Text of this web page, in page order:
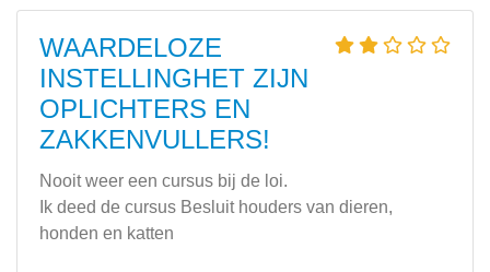
WAARDELOZE
INSTELLINGHET ZIJN
OPLICHTERS EN
ZAKKENVULLERS!
Nooit weer een cursus bij de loi.
Ik deed de cursus Besluit houders van dieren,
honden en katten